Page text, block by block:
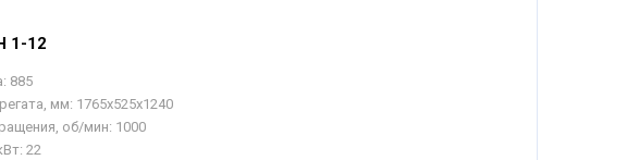
1-12
885
мм: 1765х525х1240
об/мин: 1000
22